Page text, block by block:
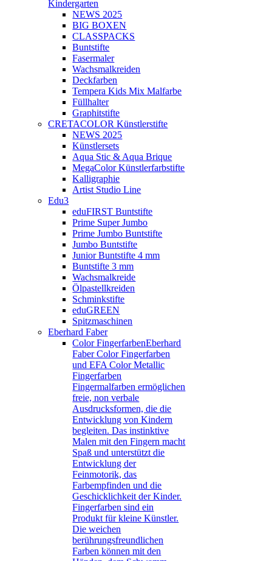
Kindergarten
NEWS 2025
BIG BOXEN
CLASSPACKS
Buntstifte
Fasermaler
Wachsmalkreiden
Deckfarben
Tempera Kids Mix Malfarbe
Füllhalter
Graphitstifte
CRETACOLOR Künstlerstifte
NEWS 2025
Künstlersets
Aqua Stic & Aqua Brique
MegaColor Künstlerfarbstifte
Kalligraphie
Artist Studio Line
Edu3
eduFIRST Buntstifte
Prime Super Jumbo
Prime Jumbo Buntstifte
Jumbo Buntstifte
Junior Buntstifte 4 mm
Buntstifte 3 mm
Wachsmalkreide
Ölpastellkreiden
Schminkstifte
eduGREEN
Spitzmaschinen
Eberhard Faber
Color FingerfarbenEberhard
Faber Color Fingerfarben
und EFA Color Metallic
Fingerfarben
Fingermalfarben ermöglichen
freie, non verbale
Ausdrucksformen, die die
Entwicklung von Kindern
begleiten. Das instinktive
Malen mit den Fingern macht
Spaß und unterstützt die
Entwicklung der
Feinmotorik, das
Farbempfinden und die
Geschicklichkeit der Kinder.
Fingerfarben sind ein
Produkt für kleine Künstler.
Die weichen
berührungsfreundlichen
Farben können mit den